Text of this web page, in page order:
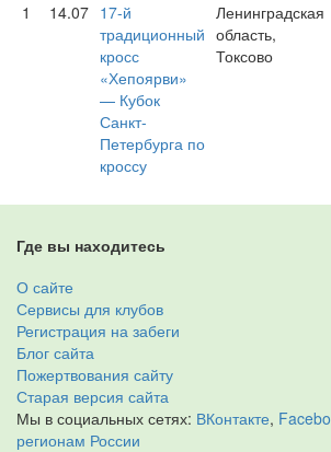
1
14.07 17-й
традиционный
кросс
«Хепоярви»
— Кубок
Санкт-
Петербурга по
кроссу
Ленинградская
область,
Токсово
Где вы находитесь
О сайте
Сервисы для клубов
Регистрация на забеги
Блог сайта
Пожертвования сайту
Старая версия сайта
Мы в социальных сетях: ВКонтакте,
регионам России